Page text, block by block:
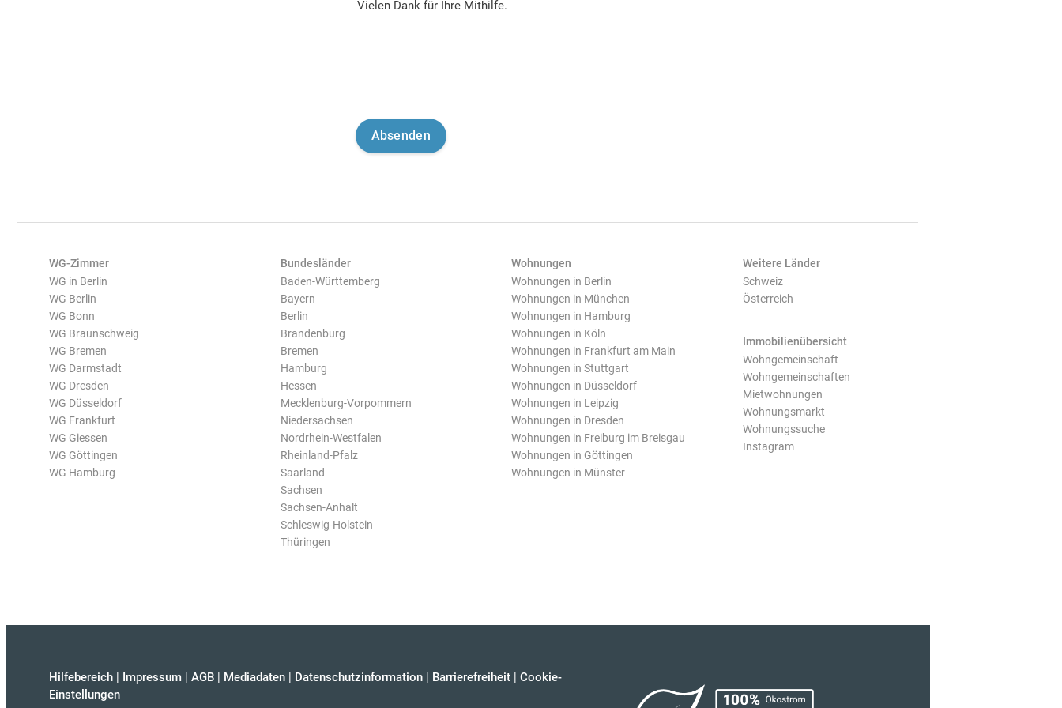
Vielen Dank für Ihre Mithilfe.
WG-Zimmer
WG in Berlin
WG Berlin
WG Bonn
WG Braunschweig
WG Bremen
WG Darmstadt
WG Dresden
WG Düsseldorf
WG Frankfurt
WG Giessen
WG Göttingen
WG Hamburg
Bundesländer
Baden-Württemberg
Bayern
Berlin
Brandenburg
Bremen
Hamburg
Hessen
Mecklenburg-Vorpommern
Niedersachsen
Nordrhein-Westfalen
Rheinland-Pfalz
Saarland
Sachsen
Sachsen-Anhalt
Schleswig-Holstein
Thüringen
Wohnungen
Wohnungen in Berlin
Wohnungen in München
Wohnungen in Hamburg
Wohnungen in Köln
Wohnungen in Frankfurt am Main
Wohnungen in Stuttgart
Wohnungen in Düsseldorf
Wohnungen in Leipzig
Wohnungen in Dresden
Wohnungen in Freiburg im Breisgau
Wohnungen in Göttingen
Wohnungen in Münster
Weitere Länder
Schweiz
Österreich
Immobilienübersicht
Wohngemeinschaft
Wohngemeinschaften
Mietwohnungen
Wohnungsmarkt
Wohnungssuche
Instagram
Hilfebereich | Impressum | AGB | Mediadaten | Datenschutzinformation | Barrierefreiheit | Cookie-
Einstellungen